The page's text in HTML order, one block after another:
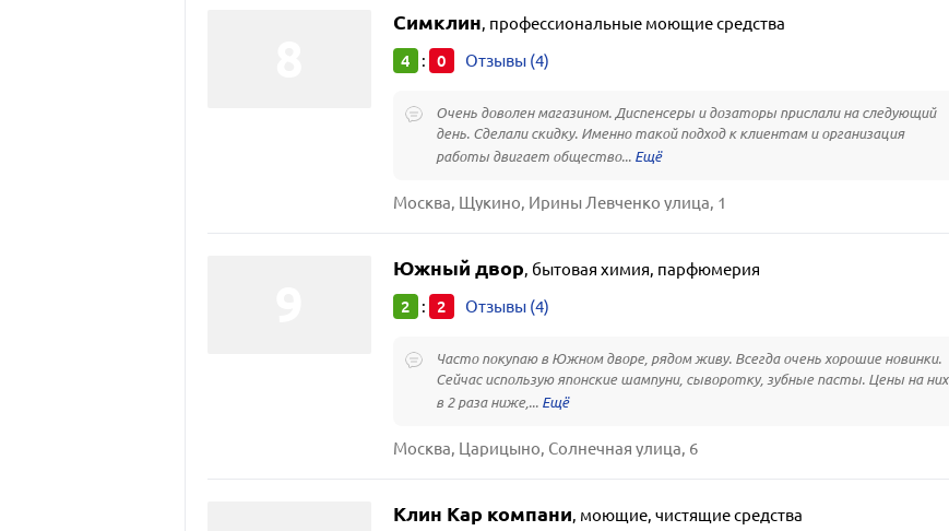
Симклин, профессиональные моющие средства
4 : 0 Отзывы (4)
Очень доволен магазином. Диспенсеры и дозаторы прислали на следующий
день. Сделали скидку. Именно такой подход к клиентам и организация
работы двигает общество...
Москва, Щукино, Ирины Левченко улица, 1
Южный двор, бытовая химия, парфюмерия
2 : 2 Отзывы (4)
Часто покупаю в Южном дворе, рядом живу. Всегда очень хорошие новинки.
Сейчас использую японские шампуни, сыворотку, зубные пасты. Цены на них
в 2 раза ниже,...
Москва, Царицыно, Солнечная улица, 6
Клин Кар компани, моющие, чистящие средства